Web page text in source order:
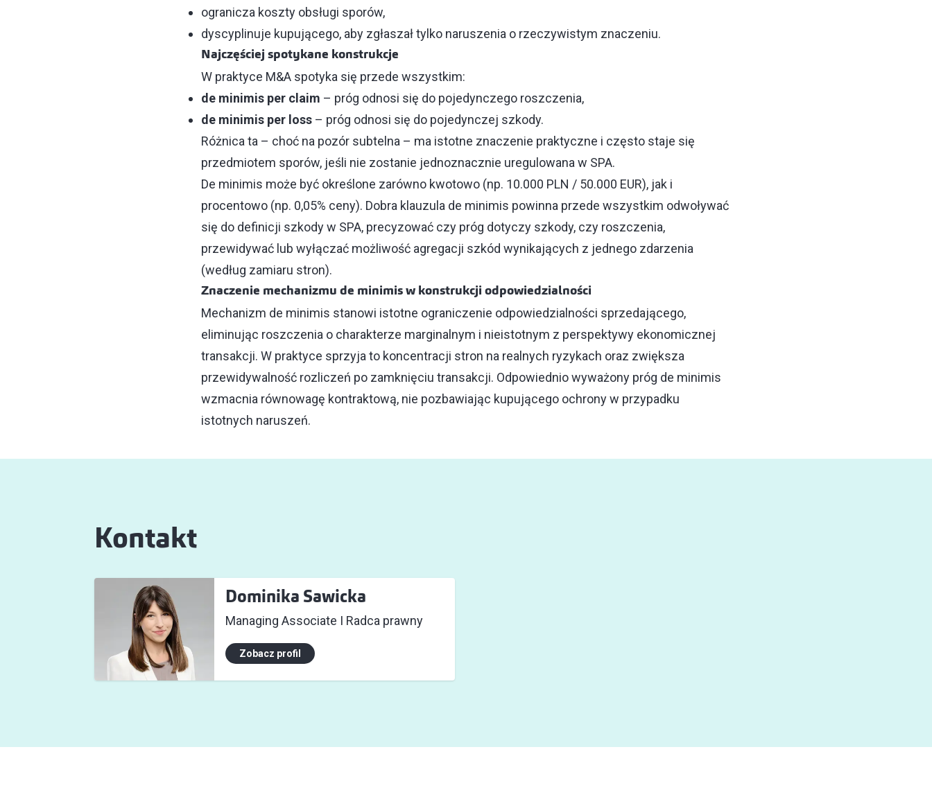
ogranicza koszty obsługi sporów,
dyscyplinuje kupującego, aby zgłaszał tylko naruszenia o rzeczywistym znaczeniu.
Najczęściej spotykane konstrukcje
W praktyce M&A spotyka się przede wszystkim:
de minimis per claim – próg odnosi się do pojedynczego roszczenia,
de minimis per loss– próg odnosi się do pojedynczej szkody.
Różnica ta – choć na pozór subtelna – ma istotne znaczenie praktyczne i często staje się
przedmiotem sporów, jeśli nie zostanie jednoznacznie uregulowana w SPA.
De minimis może być określone zarówno kwotowo (np. 10.000 PLN / 50.000 EUR), jak i
procentowo (np. 0,05% ceny). Dobra klauzula de minimis powinna przede wszystkim odwoływać
się do definicji szkody w SPA, precyzować czy próg dotyczy szkody, czy roszczenia,
przewidywać lub wyłączać możliwość agregacji szkód wynikających z jednego zdarzenia
(według zamiaru stron).
Znaczenie mechanizmu de minimis w konstrukcji odpowiedzialności
Mechanizm de minimis stanowi istotne ograniczenie odpowiedzialności sprzedającego,
eliminując roszczenia o charakterze marginalnym i nieistotnym z perspektywy ekonomicznej
transakcji. W praktyce sprzyja to koncentracji stron na realnych ryzykach oraz zwiększa
przewidywalność rozliczeń po zamknięciu transakcji. Odpowiednio wyważony próg de minimis
wzmacnia równowagę kontraktową, nie pozbawiając kupującego ochrony w przypadku
istotnych naruszeń.
Kontakt
Dominika Sawicka
Managing Associate I Radca prawny
Zobacz profil